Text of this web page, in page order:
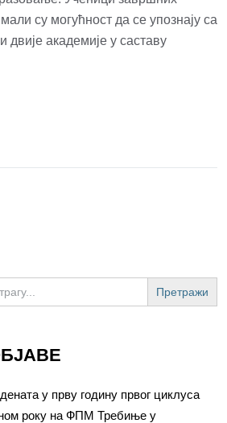
су могућност да се упознају са
двије академије у саставу
у прву годину првог циклуса
року на ФПМ Требиње у